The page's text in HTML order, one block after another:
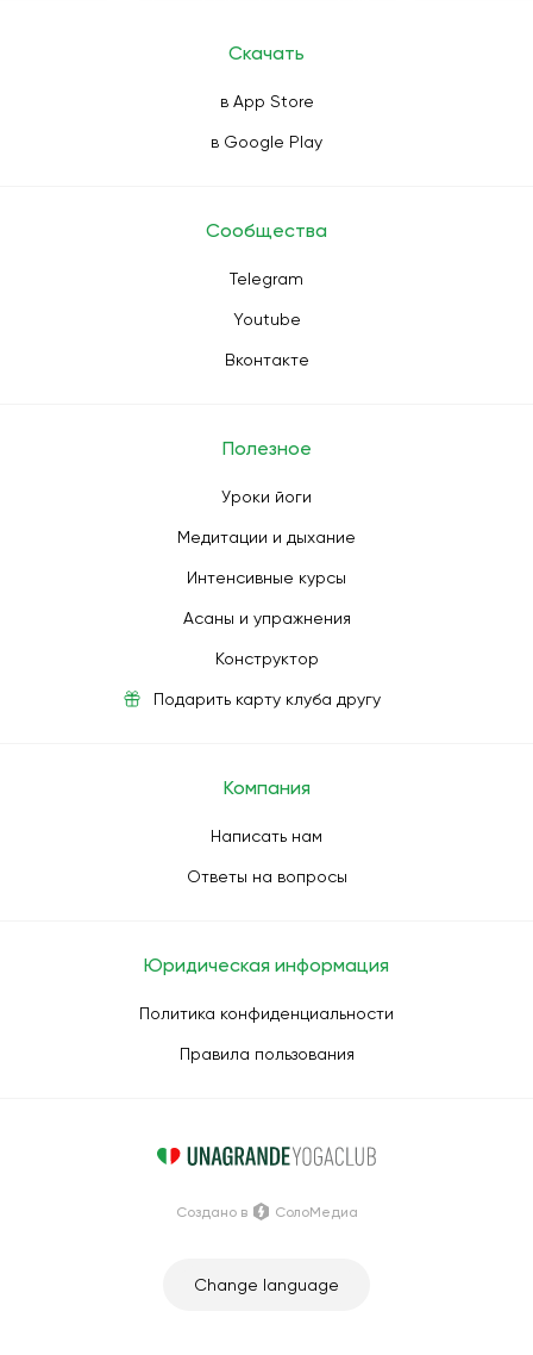
Скачать
в App Store
в Google Play
Сообщества
Telegram
Youtube
Вконтакте
Полезное
Уроки йоги
Медитации и дыхание
Интенсивные курсы
Асаны и упражнения
Конструктор
Подарить карту клуба другу
Компания
Написать нам
Ответы на вопросы
Юридическая информация
Политика конфиденциальности
Правила пользования
Change language
Создано в СолоМедиа